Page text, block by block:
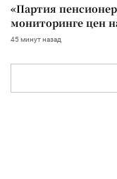
«Партия
мониторинге цен
45 минут назад